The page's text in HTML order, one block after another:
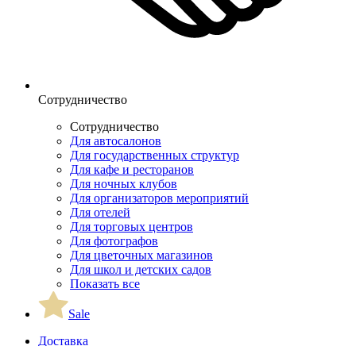
Сотрудничество
Сотрудничество
Для автосалонов
Для государственных структур
Для кафе и ресторанов
Для ночных клубов
Для организаторов мероприятий
Для отелей
Для торговых центров
Для фотографов
Для цветочных магазинов
Для школ и детских садов
Показать все
Sale
Доставка